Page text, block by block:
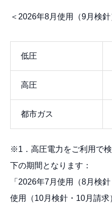
＜2026年8月使用（9月検
低圧
高圧
都市ガス
※1．高圧電力をご利用で
下の期間となります：
「2026年7月使用（8月検
使用（10月検針・10月請求